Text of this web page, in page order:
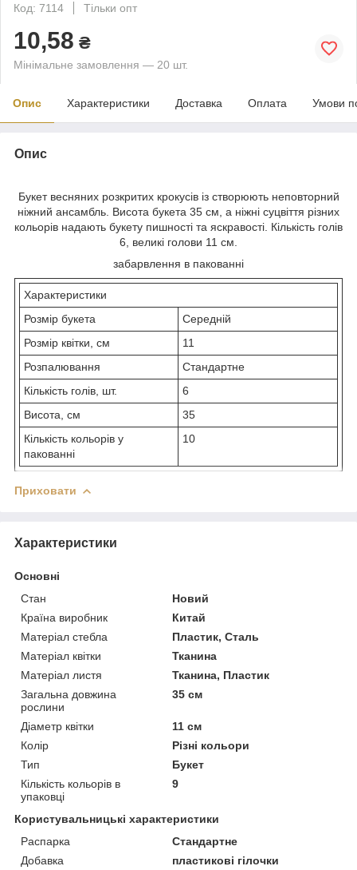
Код: 7114
Тільки опт
10,58 ₴
Мінімальне замовлення — 20 шт.
Опис Характеристики Доставка Оплата Умови
Опис
Букет весняних розкритих крокусів із створюють неповторний
ніжний ансамбль. Висота букета 35 см, а ніжні суцвіття різних
кольорів надають букету пишності та яскравості. Кількість голів
6, великі голови 11 см.
забарвлення в пакованні
Характеристики
Розмір букета
Середній
Розмір квітки, см
11
Розпалювання
Стандартне
Кількість голів, шт.
6
Висота, см
35
Кількість кольорів у
пакованні
10
Приховати
Характеристики
Основні
Стан
Новий
Країна виробник
Китай
Матеріал стебла
Пластик, Сталь
Матеріал квітки
Тканина
Матеріал листя
Тканина, Пластик
Загальна довжина
рослини
35 см
Діаметр квітки
11 см
Колір
Різні кольори
Тип
Букет
Кількість кольорів в
упаковці
9
Користувальницькі характеристики
Распарка
Стандартне
Добавка
пластикові гілочки